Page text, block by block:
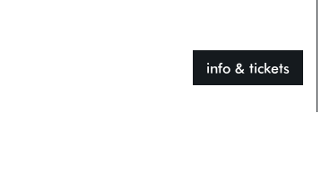
info & tickets